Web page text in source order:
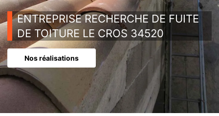
ENTREPRISE RECHERCHE DE FUITE
DE TOITURE LE CROS 34520
Nos réalisations